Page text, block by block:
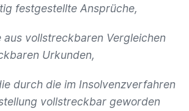
festgestellte Ansprüche,
aus vollstreckbaren Vergleichen
Urkunden,
durch die im Insolvenzverfahren
vollstreckbar geworden